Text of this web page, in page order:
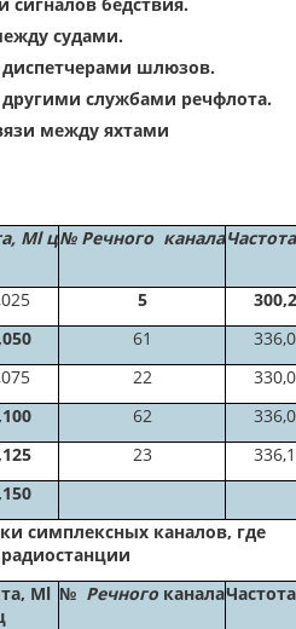
судами.
диспетчерами шлюзов.
другими службами речфлота.
между яхтами
Ml ц№ Речного канала
5
61
22
62
23
симплексных каналов, где
Ml № Речного канала